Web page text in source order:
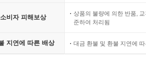
소비자 피해보상
상품의 불량에 의한 반품,
준하여 처리됨
지연에 따른 배상 대금 환불 및 환불 지연에